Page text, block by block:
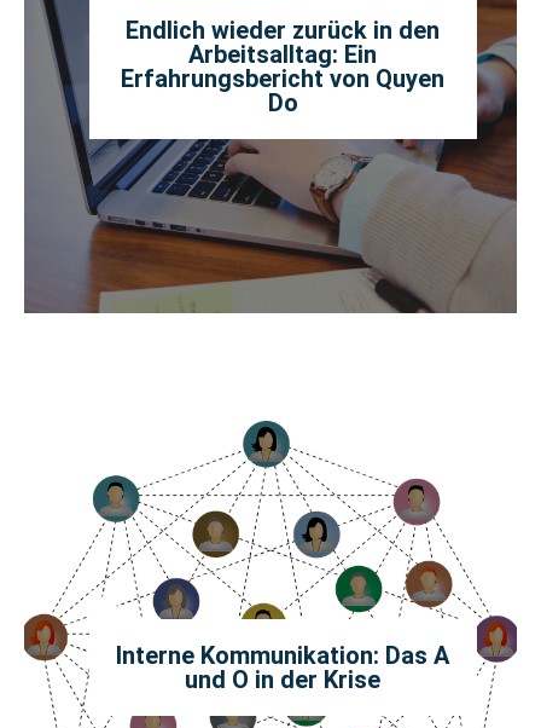
Endlich wieder zurück in den
Arbeitsalltag: Ein
Erfahrungsbericht von Quyen
Do
Interne Kommunikation: Das A
und O in der Krise